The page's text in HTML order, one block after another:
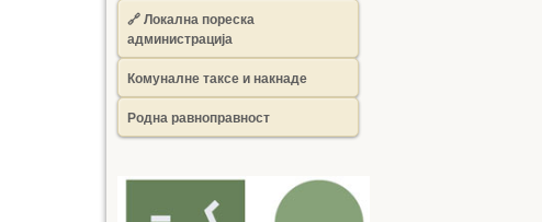
🔗 Локална пореска
администрација
Комуналне таксе и накнаде
Родна равноправност